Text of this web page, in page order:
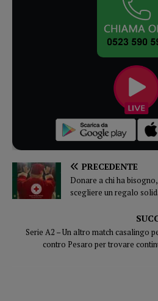
PRECEDENTE
Donare a chi ha
scegliere un regalo
Serie A2 – Un altro match casalingo
contro Pesaro per trovare